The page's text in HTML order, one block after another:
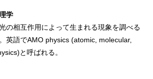
学
の相互作用によって生まれる現象を調べる
英語でAMO physics (atomic, molecular,
と呼ばれる。